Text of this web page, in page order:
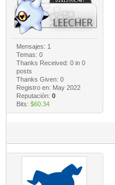
Mensajes: 1
Temas: 0
Thanks Received: 0in 0
posts
Thanks Given: 0
Registro en: May 2022
Reputación: 0
Bits: $60.34